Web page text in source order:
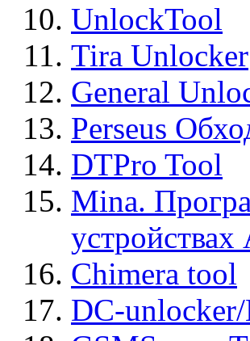
UnlockTool
Tira Unlocker
General
Perseus
DTPro Tool
Mina.
устройствах
Chimera tool
DC-